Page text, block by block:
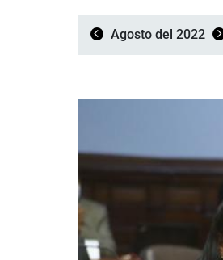
Agosto del 2022